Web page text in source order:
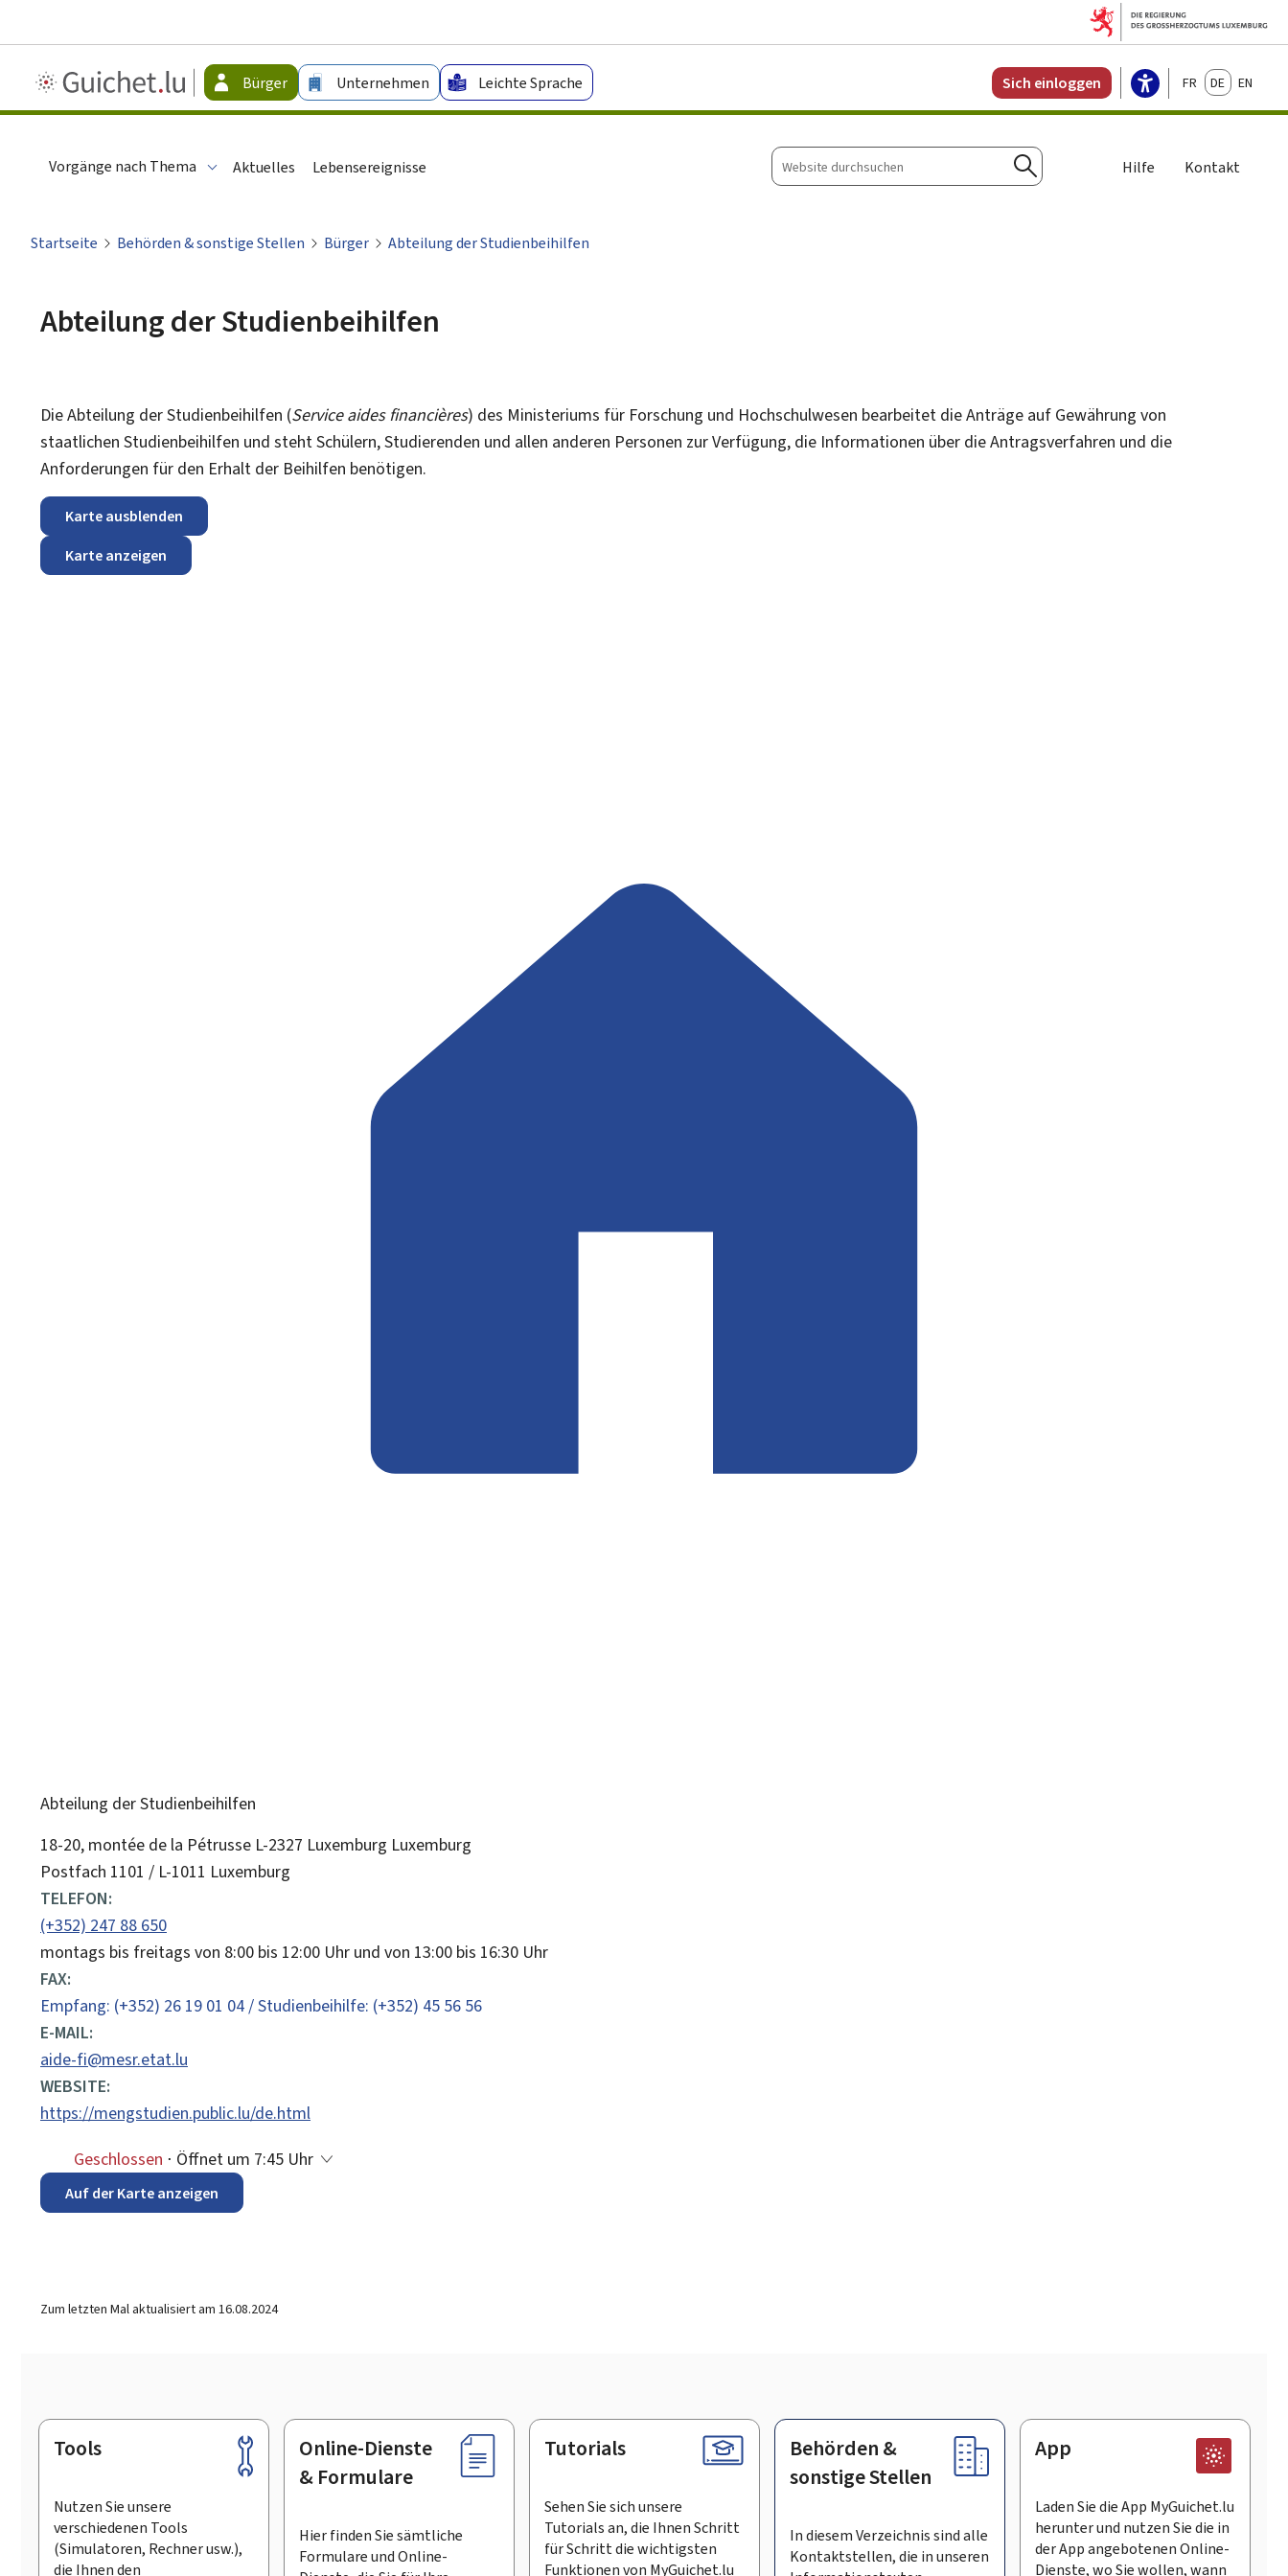
Guichet.lu
-
Bürger Unternehmen Leichte Sprache Sich einloggen FrançaisDeutschEnglish
Vorgänge nach Thema Aktuelles Lebensereignisse
Website
durchsuchen
Suchen
Hilfe Kontakt
Startseite Behörden & sonstige Stellen Bürger Abteilung der Studienbeihilfen
Abteilung der Studienbeihilfen
Die Abteilung der Studienbeihilfen (Service aides financières) des Ministeriums für Forschung und Hochschulwesen bearbeitet die Anträge auf Gewährung von
staatlichen Studienbeihilfen und steht Schülern, Studierenden und allen anderen Personen zur Verfügung, die Informationen über die Antragsverfahren und die
Anforderungen für den Erhalt der Beihilfen benötigen.
Karte ausblenden
Karte anzeigen
Abteilung der Studienbeihilfen
ADRESSE:
18-20, montée de la Pétrusse L-2327 Luxemburg Luxemburg
Postfach 1101 / L-1011 Luxemburg
TELEFON:
(+352) 247 88 650
montags bis freitags von 8:00 bis 12:00 Uhr und von 13:00 bis 16:30 Uhr
FAX:
Empfang: (+352) 26 19 01 04 / Studienbeihilfe: (+352) 45 56 56
E-MAIL:
aide-fi@mesr.etat.lu
WEBSITE:
https://mengstudien.public.lu/de.html
Geschlossen ⋅ Öffnet um 7:45 Uhr
Auf der Karte anzeigen
Zum letzten Mal aktualisiert am 16.08.2024
Footer
Tools
Nutzen Sie unsere
verschiedenen Tools
(Simulatoren, Rechner usw.),
die Ihnen den
Online-Dienste
& Formulare
Hier finden Sie sämtliche
Formulare und Online-
Tutorials
Sehen Sie sich unsere
Tutorials an, die Ihnen Schritt
für Schritt die wichtigsten
Funktionen von MyGuichet.lu
Behörden &
sonstige Stellen
In diesem Verzeichnis sind alle
Kontaktstellen, die in unseren
App
Laden Sie die App MyGuichet.lu
herunter und nutzen Sie die in
der App angebotenen Online-
Dienste, wo Sie wollen, wann